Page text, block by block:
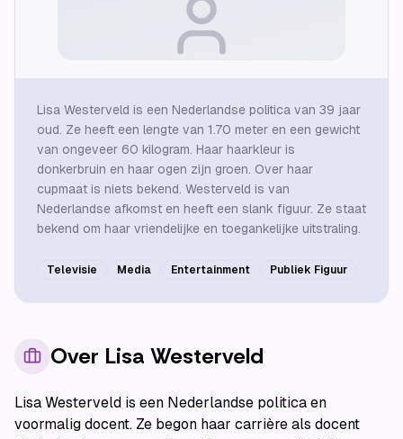
Lisa Westerveld is een Nederlandse politica van 39 jaar
oud. Ze heeft een lengte van 1.70 meter en een gewicht
van ongeveer 60 kilogram. Haar haarkleur is
donkerbruin en haar ogen zijn groen. Over haar
cupmaat is niets bekend. Westerveld is van
Nederlandse afkomst en heeft een slank figuur. Ze staat
bekend om haar vriendelijke en toegankelijke uitstraling.
Televisie Media Entertainment Publiek Figuur
Over Lisa Westerveld
Lisa Westerveld is een Nederlandse politica en
voormalig docent. Ze begon haar carrière als docent